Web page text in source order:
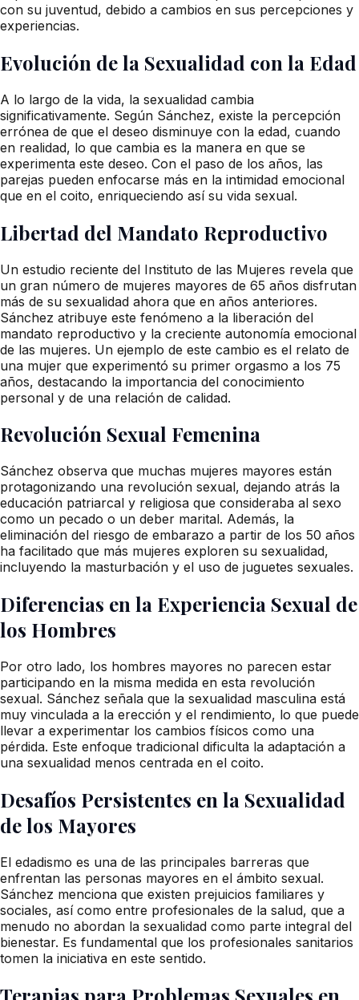
con su juventud, debido a cambios en sus percepciones y
experiencias.
Evolución de la Sexualidad con la Edad
A lo largo de la vida, la sexualidad cambia
significativamente. Según Sánchez, existe la percepción
errónea de que el deseo disminuye con la edad, cuando
en realidad, lo que cambia es la manera en que se
experimenta este deseo. Con el paso de los años, las
parejas pueden enfocarse más en la intimidad emocional
que en el coito, enriqueciendo así su vida sexual.
Libertad del Mandato Reproductivo
Un estudio reciente del Instituto de las Mujeres revela que
un gran número de mujeres mayores de 65 años disfrutan
más de su sexualidad ahora que en años anteriores.
Sánchez atribuye este fenómeno a la liberación del
mandato reproductivo y la creciente autonomía emocional
de las mujeres. Un ejemplo de este cambio es el relato de
una mujer que experimentó su primer orgasmo a los 75
años, destacando la importancia del conocimiento
personal y de una relación de calidad.
Revolución Sexual Femenina
Sánchez observa que muchas mujeres mayores están
protagonizando una revolución sexual, dejando atrás la
educación patriarcal y religiosa que consideraba al sexo
como un pecado o un deber marital. Además, la
eliminación del riesgo de embarazo a partir de los 50 años
ha facilitado que más mujeres exploren su sexualidad,
incluyendo la masturbación y el uso de juguetes sexuales.
Diferencias en la Experiencia Sexual de
los Hombres
Por otro lado, los hombres mayores no parecen estar
participando en la misma medida en esta revolución
sexual. Sánchez señala que la sexualidad masculina está
muy vinculada a la erección y el rendimiento, lo que puede
llevar a experimentar los cambios físicos como una
pérdida. Este enfoque tradicional dificulta la adaptación a
una sexualidad menos centrada en el coito.
Desafíos Persistentes en la Sexualidad
de los Mayores
El edadismo es una de las principales barreras que
enfrentan las personas mayores en el ámbito sexual.
Sánchez menciona que existen prejuicios familiares y
sociales, así como entre profesionales de la salud, que a
menudo no abordan la sexualidad como parte integral del
bienestar. Es fundamental que los profesionales sanitarios
tomen la iniciativa en este sentido.